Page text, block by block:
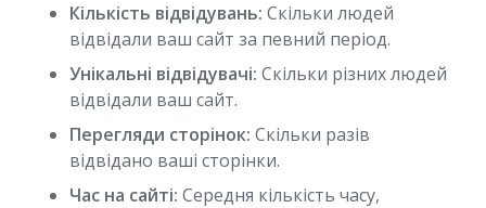
Кількість відвідувань: Скільки людей
відвідали ваш сайт за певний період.
Унікальні відвідувачі: Скільки різних людей
відвідали ваш сайт.
Перегляди сторінок: Скільки разів
відвідано ваші сторінки.
Час на сайті: Середня кількість часу,